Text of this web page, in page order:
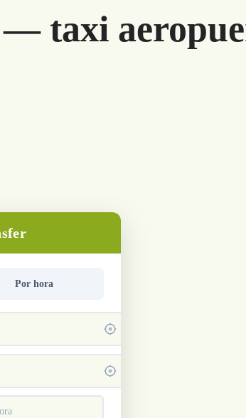
— taxi
Por hora